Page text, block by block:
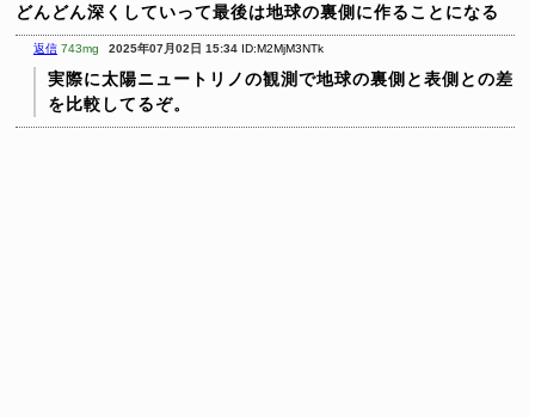
どんどん深くしていって最後は地球の裏側に作ることになる
返信 743mg 2025年07月02日 15:34 ID:M2MjM3NTk
実際に太陽ニュートリノの観測で地球の裏側と表側との差
を比較してるぞ。